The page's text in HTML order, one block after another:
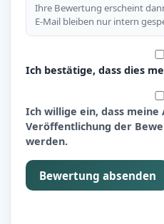
Ihre Bewertung erscheint
E-Mail bleiben nur intern
Ich bestätige, dass dies
Ich willige ein, dass meine
Veröffentlichung der
werden.
Bewertung absenden